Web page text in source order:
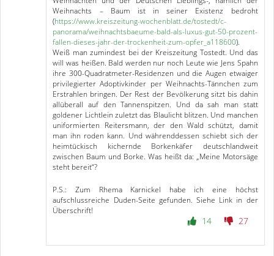
Weihnachts – Baum ist in seiner Existenz bedroht
(https://www.kreiszeitung-wochenblatt.de/tostedt/c-
panorama/weihnachtsbaeume-bald-als-luxus-gut-50-prozent-
fallen-dieses-jahr-der-trockenheit-zum-opfer_a118600).
Weiß man zumindest bei der Kreiszeitung Tostedt. Und das
will was heißen. Bald werden nur noch Leute wie Jens Spahn
ihre 300-Quadratmeter-Residenzen und die Augen etwaiger
privilegierter Adoptivkinder per Weihnachts-Tännchen zum
Erstrahlen bringen. Der Rest der Bevölkerung sitzt bis dahin
allüberall auf den Tannenspitzen. Und da sah man statt
goldener Lichtlein zuletzt das Blaulicht blitzen. Und manchen
uniformierten Reitersmann, der den Wald schützt, damit
man ihn roden kann. Und währenddessen schiebt sich der
heimtückisch kichernde Borkenkäfer deutschlandweit
zwischen Baum und Borke. Was heißt da: „Meine Motorsäge
steht bereit“?
P.S.: Zum Rhema Karnickel habe ich eine höchst
aufschlussreiche Duden-Seite gefunden. Siehe Link in der
Überschrift!
14 27